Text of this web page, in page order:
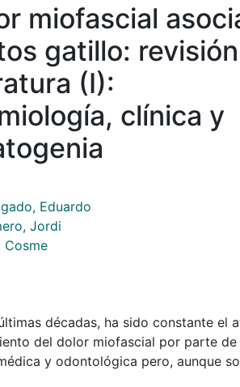
miofascial
gatillo:
(I):
clínica y
Eduardo
Jordi
Cosme
décadas, ha sido constante el
del dolor miofascial por parte de
y odontológica pero, aunque
aspectos aclarados en cuanto a su